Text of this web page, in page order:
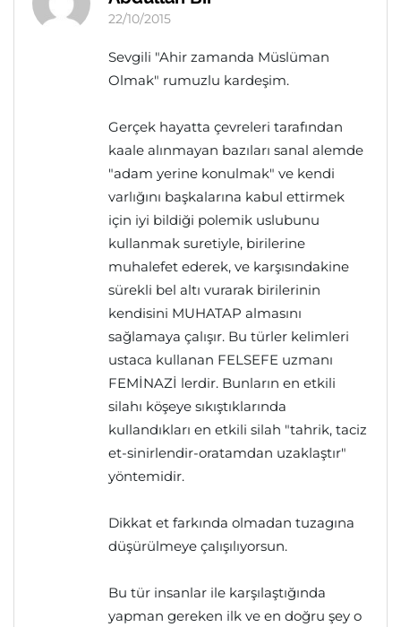
22/10/2015
Sevgili "Ahir zamanda Müslüman
Olmak" rumuzlu kardeşim.
Gerçek hayatta çevreleri tarafından
kaale alınmayan bazıları sanal alemde
"adam yerine konulmak" ve kendi
varlığını başkalarına kabul ettirmek
için iyi bildiği polemik uslubunu
kullanmak suretiyle, birilerine
muhalefet ederek, ve karşısındakine
sürekli bel altı vurarak birilerinin
kendisini MUHATAP almasını
sağlamaya çalışır. Bu türler kelimleri
ustaca kullanan FELSEFE uzmanı
FEMİNAZİ lerdir. Bunların en etkili
silahı köşeye sıkıştıklarında
kullandıkları en etkili silah "tahrik, taciz
et-sinirlendir-oratamdan uzaklaştır"
yöntemidir.
Dikkat et farkında olmadan tuzagına
düşürülmeye çalışılıyorsun.
Bu tür insanlar ile karşılaştığında
yapman gereken ilk ve en doğru şey o